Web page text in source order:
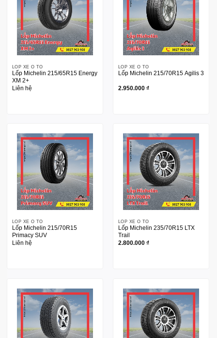
LỐP XE Ô TÔ
Lốp Michelin 215/65R15 Energy
XM 2+
Liên hệ
LỐP XE Ô TÔ
Lốp Michelin 215/70R15 Agilis 3
2.950.000 ₫
LỐP XE Ô TÔ
Lốp Michelin 215/70R15
Primacy SUV
Liên hệ
LỐP XE Ô TÔ
Lốp Michelin 235/70R15 LTX
Trail
2.800.000 ₫